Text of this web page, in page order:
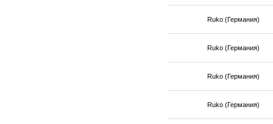
Ruko (Германия)
Ruko (Германия)
Ruko (Германия)
Ruko (Германия)